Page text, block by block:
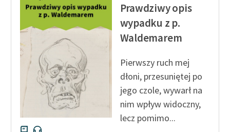
Prawdziwy opis
wypadku z p.
Waldemarem
Pierwszy ruch mej
dłoni, przesuniętej po
jego czole, wywarł na
nim wpływ widoczny,
lecz pomimo...